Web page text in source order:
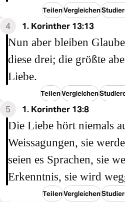
TeilenVergleichen
4 1. Korinther 13:13
Nun aber bleiben
diese drei; die größte
Liebe.
TeilenVergleichen
5 1. Korinther 13:8
Die Liebe hört niemals
Weissagungen, sie
seien es Sprachen, sie
Erkenntnis, sie wird
TeilenVergleichen